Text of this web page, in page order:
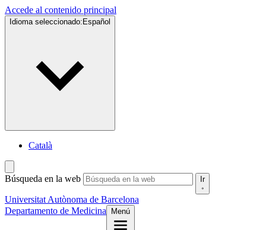
Accede al contenido principal
Idioma seleccionado: Español
Català
Búsqueda en la web Ir
Universitat Autònoma de Barcelona
Departamento de Medicina
Menú